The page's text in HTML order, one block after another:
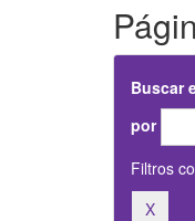
Buscar
por
Filtros